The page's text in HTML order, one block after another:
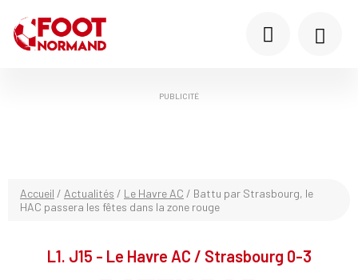
PUBLICITÉ
Accueil / Actualités / Le Havre AC / Battu par Strasbourg, le
HAC passera les fêtes dans la zone rouge
L1. J15 - Le Havre AC / Strasbourg 0-3